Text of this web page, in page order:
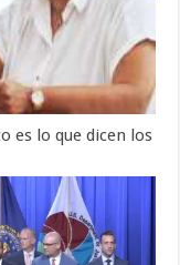
es lo que dicen los